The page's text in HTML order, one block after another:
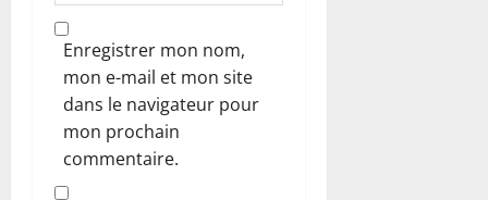
Enregistrer mon nom,
mon e-mail et mon site
dans le navigateur pour
mon prochain
commentaire.